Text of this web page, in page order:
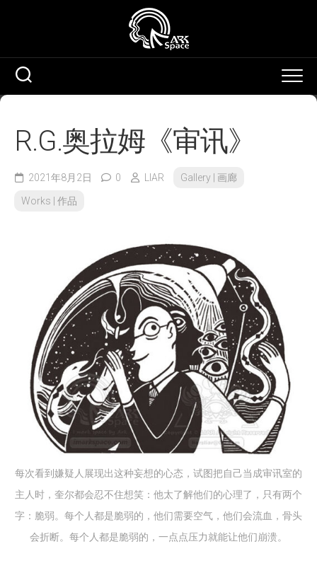
R.G.奥拉姆《审讯》
2021年8月2日 0 LIAR Gallery | 画廊
Works | 作品
每次看到嫌疑人展现出这种妄想的心态，试图把自己当成审讯室的
主人时，奎尔都会忍不住想笑：他太了解他们的心理了，只有两个
字：脆弱。每个人都是脆弱的，他们需要空气，他们会流血，骨头
会折断。每个人都是脆弱的，一点点压力就能让他们崩溃。